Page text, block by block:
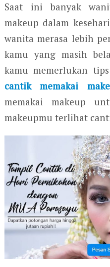
Saat ini banyak
makeup dalam
wanita merasa lebih
kamu yang masih
kamu memerlukan
cantik memakai
memakai makeup
makeupmu terlihat